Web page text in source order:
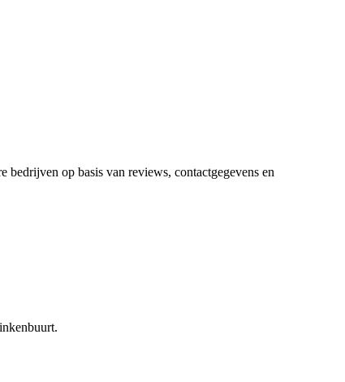
bedrijven op basis van reviews, contactgegevens en